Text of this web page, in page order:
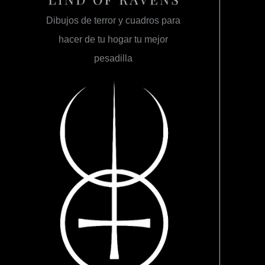
Dibujos de terror y cuadros para
hacer de tu hogar tu mejor
pesadilla